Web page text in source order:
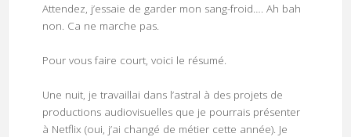
Attendez, j’essaie de garder mon sang-froid…. Ah bah
non. Ca ne marche pas.
Pour vous faire court, voici le résumé.
Une nuit, je travaillai dans l’astral à des projets de
productions audiovisuelles que je pourrais présenter
à Netflix (oui, j’ai changé de métier cette année). Je